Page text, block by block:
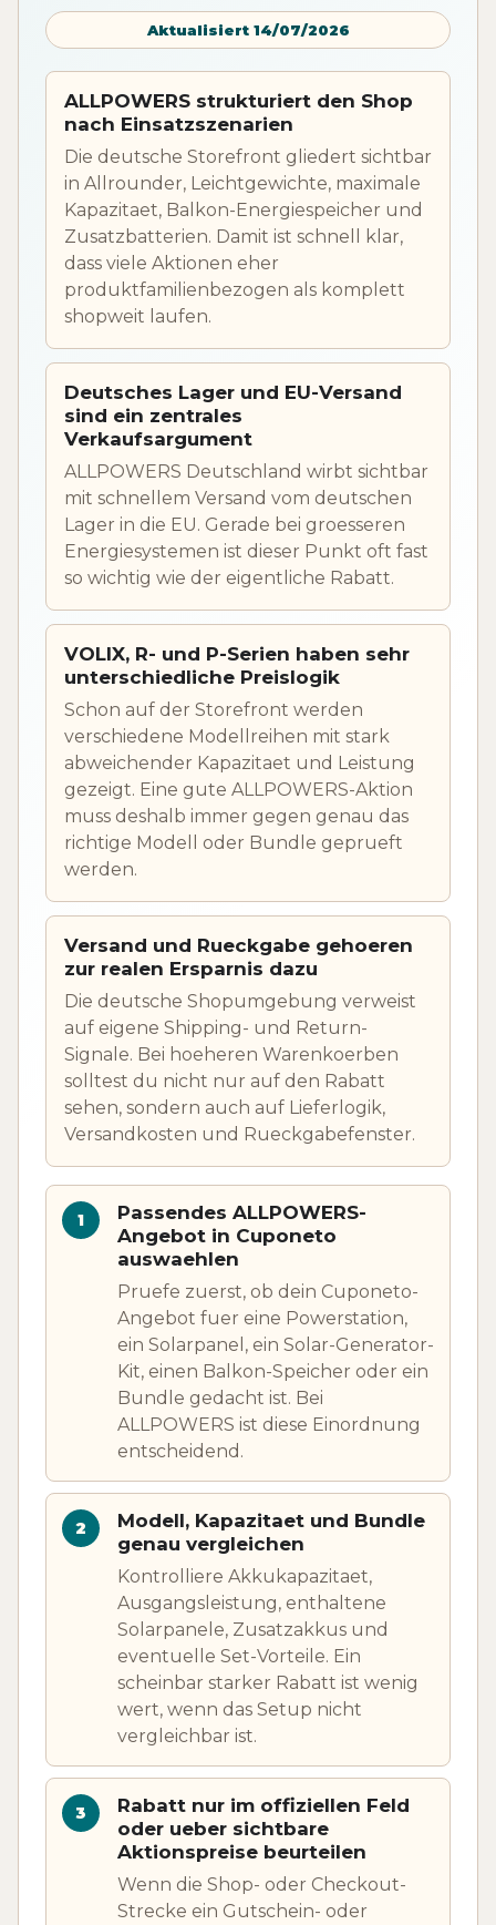
Aktualisiert 14/07/2026
ALLPOWERS strukturiert den Shop
nach Einsatzszenarien
Die deutsche Storefront gliedert sichtbar
in Allrounder, Leichtgewichte, maximale
Kapazitaet, Balkon-Energiespeicher und
Zusatzbatterien. Damit ist schnell klar,
dass viele Aktionen eher
produktfamilienbezogen als komplett
shopweit laufen.
Deutsches Lager und EU-Versand
sind ein zentrales
Verkaufsargument
ALLPOWERS Deutschland wirbt sichtbar
mit schnellem Versand vom deutschen
Lager in die EU. Gerade bei groesseren
Energiesystemen ist dieser Punkt oft fast
so wichtig wie der eigentliche Rabatt.
VOLIX, R- und P-Serien haben sehr
unterschiedliche Preislogik
Schon auf der Storefront werden
verschiedene Modellreihen mit stark
abweichender Kapazitaet und Leistung
gezeigt. Eine gute ALLPOWERS-Aktion
muss deshalb immer gegen genau das
richtige Modell oder Bundle geprueft
werden.
Versand und Rueckgabe gehoeren
zur realen Ersparnis dazu
Die deutsche Shopumgebung verweist
auf eigene Shipping- und Return-
Signale. Bei hoeheren Warenkoerben
solltest du nicht nur auf den Rabatt
sehen, sondern auch auf Lieferlogik,
Versandkosten und Rueckgabefenster.
Passendes ALLPOWERS-
Angebot in Cuponeto
auswaehlen
Pruefe zuerst, ob dein Cuponeto-
Angebot fuer eine Powerstation,
ein Solarpanel, ein Solar-Generator-
Kit, einen Balkon-Speicher oder ein
Bundle gedacht ist. Bei
ALLPOWERS ist diese Einordnung
entscheidend.
Modell, Kapazitaet und Bundle
genau vergleichen
Kontrolliere Akkukapazitaet,
Ausgangsleistung, enthaltene
Solarpanele, Zusatzakkus und
eventuelle Set-Vorteile. Ein
scheinbar starker Rabatt ist wenig
wert, wenn das Setup nicht
vergleichbar ist.
Rabatt nur im offiziellen Feld
oder ueber sichtbare
Aktionspreise beurteilen
Wenn die Shop- oder Checkout-
Strecke ein Gutschein- oder